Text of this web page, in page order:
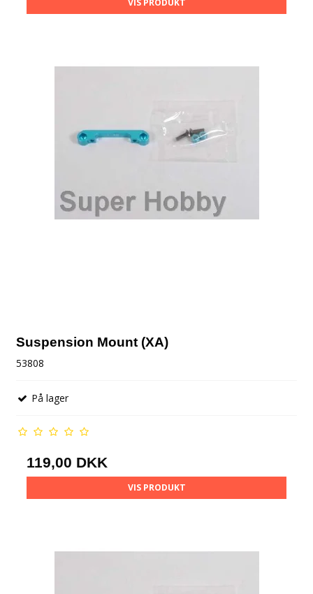
VIS PRODUKT
Suspension Mount (XA)
53808
På lager
119,00 DKK
VIS PRODUKT